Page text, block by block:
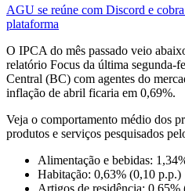
AGU se reúne com Discord e
plataforma
O IPCA do mês passado veio
relatório Focus da última segunda-
Central (BC) com agentes do
inflação de abril ficaria em 0,69%.
Veja o comportamento médio dos
produtos e serviços pesquisados
Alimentação e bebidas:
Habitação: 0,63% (0,10 p.p.)
Artigos de residência: 0,65%